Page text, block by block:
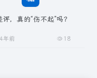
评，真的“伤不起”吗？
年前 18